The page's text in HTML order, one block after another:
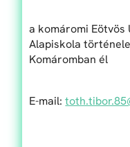
a komáromi Eötvös
Alapiskola
Komáromban él
E-mail: